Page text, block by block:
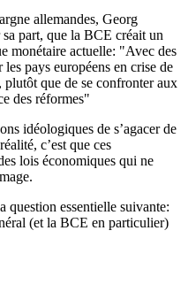
allemandes, Georg
part, que la BCE créait un
monétaire actuelle: "Avec des
pays européens en crise de
plutôt que de se confronter aux
des réformes"
idéologiques de s’agacer de
c’est que ces
lois économiques qui ne
question essentielle suivante:
(et la BCE en particulier)